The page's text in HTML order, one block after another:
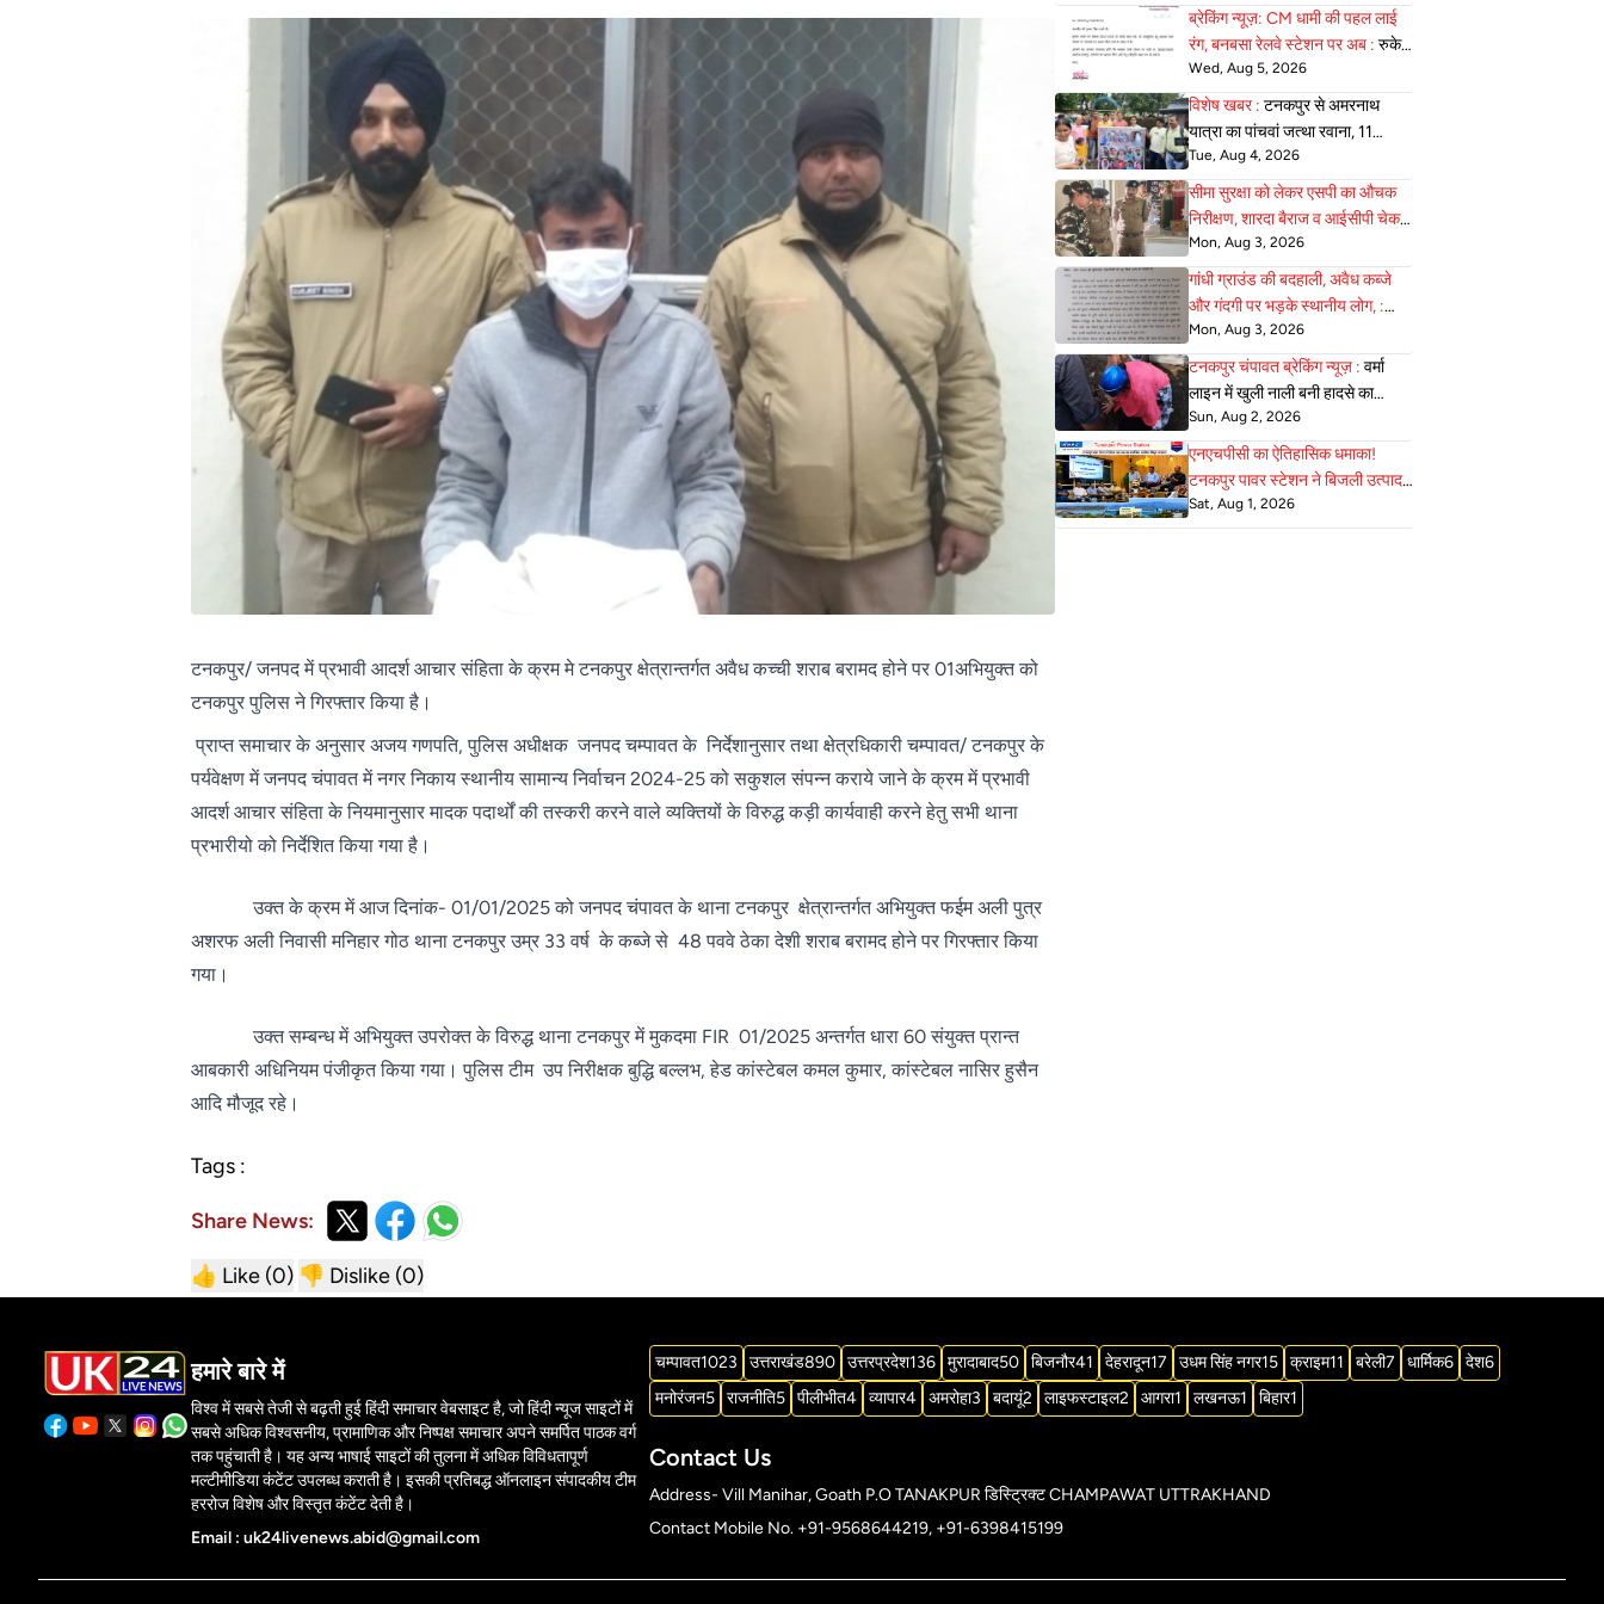
टनकपुर/ जनपद में प्रभावी आदर्श आचार संहिता के क्रम मे टनकपुर क्षेत्रान्तर्गत अवैध कच्ची शराब बरामद होने पर 01अभियुक्त को
टनकपुर पुलिस ने गिरफ्तार किया है।
प्राप्त समाचार के अनुसार अजय गणपति, पुलिस अधीक्षक जनपद चम्पावत के निर्देशानुसार तथा क्षेत्रधिकारी चम्पावत/ टनकपुर के
पर्यवेक्षण में जनपद चंपावत में नगर निकाय स्थानीय सामान्य निर्वाचन 2024-25 को सकुशल संपन्न कराये जाने के क्रम में प्रभावी
आदर्श आचार संहिता के नियमानुसार मादक पदार्थों की तस्करी करने वाले व्यक्तियों के विरुद्ध कड़ी कार्यवाही करने हेतु सभी थाना
प्रभारीयो को निर्देशित किया गया है।
उक्त के क्रम में आज दिनांक- 01/01/2025 को जनपद चंपावत के थाना टनकपुर क्षेत्रान्तर्गत अभियुक्त फईम अली पुत्र
अशरफ अली निवासी मनिहार गोठ थाना टनकपुर उम्र 33 वर्ष के कब्जे से 48 पववे ठेका देशी शराब बरामद होने पर गिरफ्तार किया
गया।
उक्त सम्बन्ध में अभियुक्त उपरोक्त के विरुद्ध थाना टनकपुर में मुकदमा FIR 01/2025 अन्तर्गत धारा 60 संयुक्त प्रान्त
आबकारी अधिनियम पंजीकृत किया गया। पुलिस टीम उप निरीक्षक बुद्धि बल्लभ, हेड कांस्टेबल कमल कुमार, कांस्टेबल नासिर हुसैन
आदि मौजूद रहे।
Tags :
Share News:
👍 Like (0) 👎 Dislike (0)
ब्रेकिंग न्यूज़: CM धामी की पहल लाई
रंग, बनबसा रेलवे स्टेशन पर अब : रुकेगी
अछनेरा–टनकपुर एक्सप्रेस
Wed, Aug 5, 2026
विशेष खबर : टनकपुर से अमरनाथ
यात्रा का पांचवां जत्था रवाना, 11
अगस्त को होगी वापसी
Tue, Aug 4, 2026
सीमा सुरक्षा को लेकर एसपी का औचक
निरीक्षण, शारदा बैराज व आईसीपी चेक :
पोस्ट की व्यवस्थाएं परखी
Mon, Aug 3, 2026
गांधी ग्राउंड की बदहाली, अवैध कब्जे
और गंदगी पर भड़के स्थानीय लोग, :
एसडीएम को सौंपा ज्ञापन
Mon, Aug 3, 2026
टनकपुर चंपावत ब्रेकिंग न्यूज़ : वर्मा
लाइन में खुली नाली बनी हादसे का
कारण, पाइपलाइन कार्य के दौरान
शिक्षिका गिरी, बाल-बाल बचीं
Sun, Aug 2, 2026
एनएचपीसी का ऐतिहासिक धमाका!
टनकपुर पावर स्टेशन ने बिजली उत्पादन
के : सभी पुराने रिकॉर्ड तोड़ रचा नया
इतिहास
Sat, Aug 1, 2026
हमारे बारे में
विश्व में सबसे तेजी से बढ़ती हुई हिंदी समाचार वेबसाइट है, जो हिंदी न्यूज साइटों में
सबसे अधिक विश्वसनीय, प्रामाणिक और निष्पक्ष समाचार अपने समर्पित पाठक वर्ग
तक पहुंचाती है। यह अन्य भाषाई साइटों की तुलना में अधिक विविधतापूर्ण
मल्टीमीडिया कंटेंट उपलब्ध कराती है। इसकी प्रतिबद्ध ऑनलाइन संपादकीय टीम
हररोज विशेष और विस्तृत कंटेंट देती है।
Email : uk24livenews.abid@gmail.com
चम्पावत1023 उत्तराखंड890 उत्तरप्रदेश136 मुरादाबाद50 बिजनौर41 देहरादून17 उधम सिंह नगर15 क्राइम11 बरेली7 धार्मिक6 देश6
मनोरंजन5 राजनीति5 पीलीभीत4 व्यापार4 अमरोहा3 बदायूं2 लाइफस्टाइल2 आगरा1 लखनऊ1 बिहार1
Contact Us
Address- Vill Manihar, Goath P.O TANAKPUR डिस्ट्रिक्ट CHAMPAWAT UTTRAKHAND
Contact Mobile No. +91-9568644219, +91-6398415199